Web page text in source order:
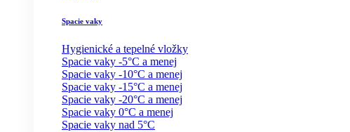
Spacie vaky
Hygienické a tepelné vložky
Spacie vaky -5°C a menej
Spacie vaky -10°C a menej
Spacie vaky -15°C a menej
Spacie vaky -20°C a menej
Spacie vaky 0°C a menej
Spacie vaky nad 5°C